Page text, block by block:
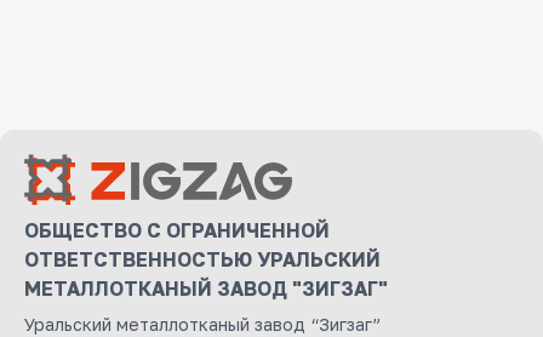
ОБЩЕСТВО С ОГРАНИЧЕННОЙ
ОТВЕТСТВЕННОСТЬЮ УРАЛЬСКИЙ
МЕТАЛЛОТКАНЫЙ ЗАВОД "ЗИГЗАГ"
Уральский металлотканый завод “Зигзаг”